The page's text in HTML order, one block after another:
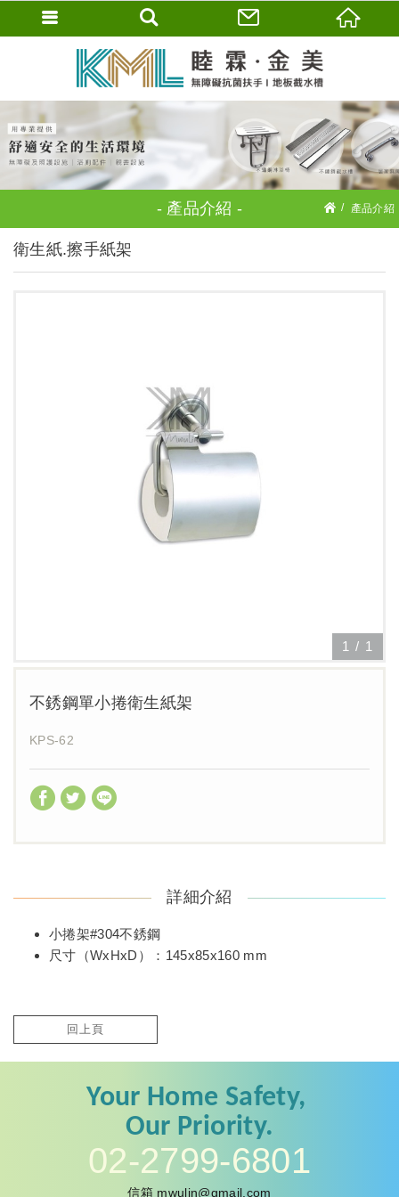
產品介紹 產品介紹
衛生紙.擦手紙架
不銹鋼單小捲衛生紙架
KPS-62
1 / 1
詳細介紹
小捲架#304不銹鋼
尺寸（WxHxD）：145x85x160 mm
回上頁
Your Home Safety,
Our Priority.
02-2799-6801
信箱 mwulin@gmail.com